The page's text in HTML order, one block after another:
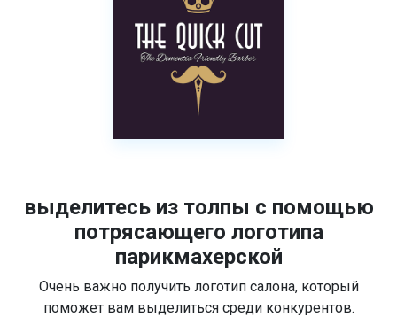
выделитесь из толпы с помощью
потрясающего логотипа
парикмахерской
Очень важно получить логотип салона, который
поможет вам выделиться среди конкурентов.